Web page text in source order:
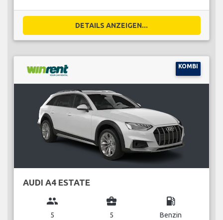
DETAILS ANZEIGEN...
KOMBI
AUDI A4 ESTATE
group
5
business_center
5
local_gas_station
Benzin